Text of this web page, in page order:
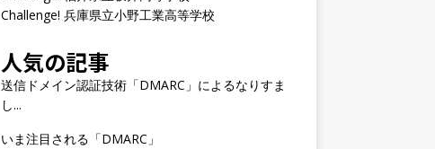
Challenge! 兵庫県立小野工業高等学校
人気の記事
送信ドメイン認証技術「DMARC」によるなりすま
し...
いま注目される「DMARC」